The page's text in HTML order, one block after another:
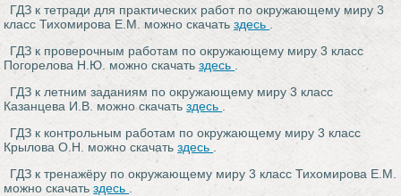
ГДЗ к тетради для практических работ по окружающему миру 3
класс Тихомирова Е.М. можно скачатьздесь
ГДЗ к проверочным работам по окружающему миру 3 класс
Погорелова Н.Ю. можно скачатьздесь
ГДЗ к летним заданиям по окружающему миру 3 класс
Казанцева И.В. можно скачатьздесь
ГДЗ к контрольным работам по окружающему миру 3 класс
Крылова О.Н. можно скачатьздесь
ГДЗ к тренажёру по окружающему миру 3 класс Тихомирова Е.М.
можно скачатьздесь